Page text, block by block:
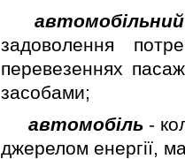
задоволення
перевезеннях
засобами;
автомобiль-
джерелом енергiї,